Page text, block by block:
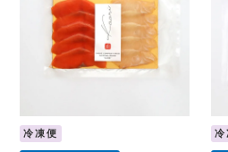
冷凍便 冷